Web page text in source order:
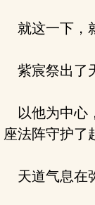
就这一下，
紫宸祭出了
以他为中心
座法阵守护了
天道气息在